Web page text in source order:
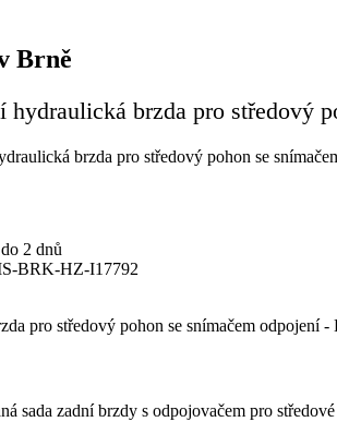
Brně
brzda pro středový
2 dnů
BRK-HZ-I17792
pro středový pohon se snímačem odpojení
sada zadní brzdy s odpojovačem pro